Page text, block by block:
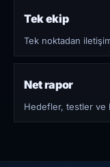
Tek ekip
Tek noktadan
Net rapor
Hedefler, testler ve